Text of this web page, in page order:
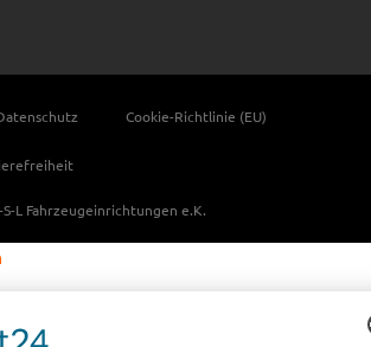
Cookie-Richtlinie (EU)
L Fahrzeugeinrichtungen e.K.